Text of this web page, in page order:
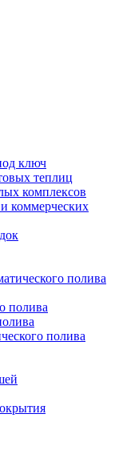
ключ
теплиц
комплексов
коммерческих
полива
полива
полива